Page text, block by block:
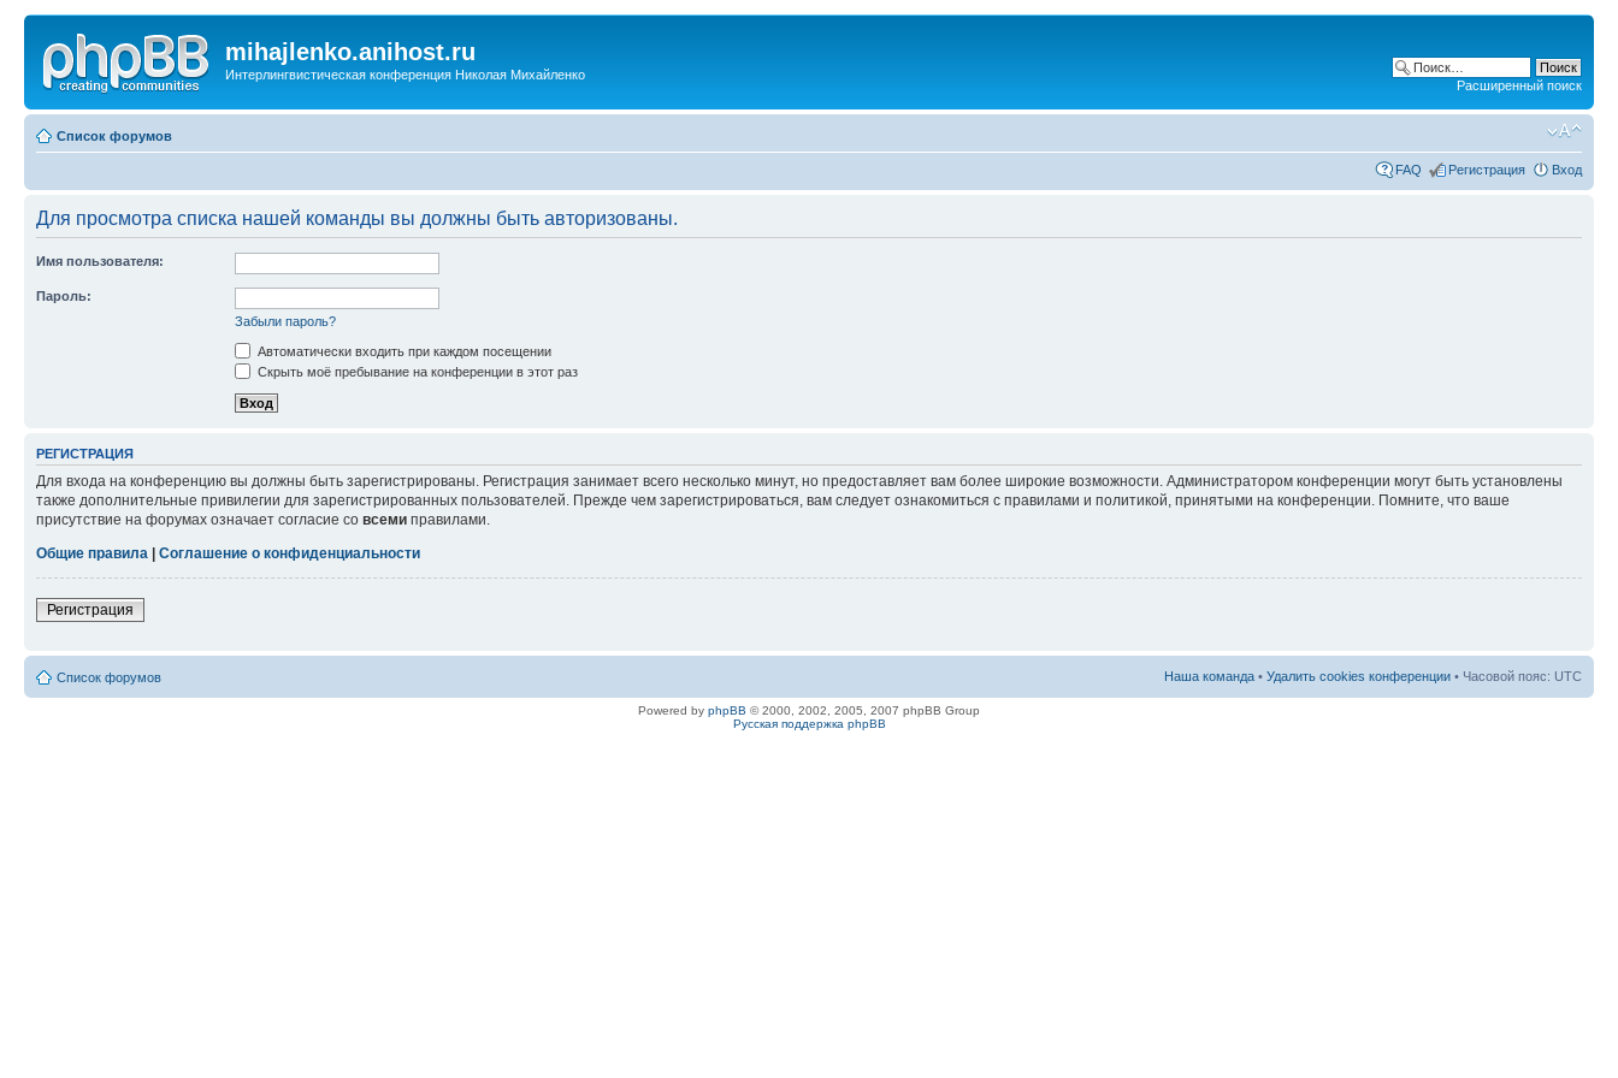
mihajlenko.anihost.ru
Интерлингвистическая конференция Николая Михайленко
Расширенный поиск
Список форумов
FAQ Регистрация Вход
Для просмотра списка нашей команды вы должны быть авторизованы.
Имя пользователя:
Пароль:
Забыли пароль?
Автоматически входить при каждом посещении
Скрыть моё пребывание на конференции в этот раз
РЕГИСТРАЦИЯ
Для входа на конференцию вы должны быть зарегистрированы. Регистрация занимает всего несколько минут, но предоставляет вам более широкие возможности. Администратором конференции могут быть установлены
также дополнительные привилегии для зарегистрированных пользователей. Прежде чем зарегистрироваться, вам следует ознакомиться с правилами и политикой, принятыми на конференции. Помните, что ваше
присутствие на форумах означает согласие со всеми правилами.
Общие правила
Соглашение о конфиденциальности
Регистрация
Список форумов Наша команда • Удалить cookies конференции • Часовой пояс: UTC
Powered by phpBB © 2000, 2002, 2005, 2007 phpBB Group
Русская поддержка phpBB